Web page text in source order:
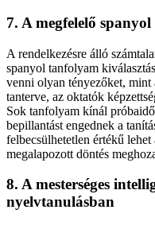
7. A megfelelő
A rendelkezésre álló
spanyol tanfolyam
venni olyan tényezőket,
tanterve, az oktatók
Sok tanfolyam kínál
bepillantást engednek a
felbecsülhetetlen értékű
megalapozott döntés
8. A mesterséges
nyelvtanulásban